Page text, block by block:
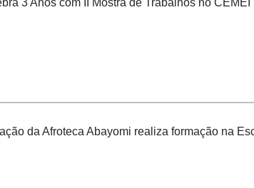
3 Anos com II Mostra de Trabalhos no
da Afroteca Abayomi realiza formação na